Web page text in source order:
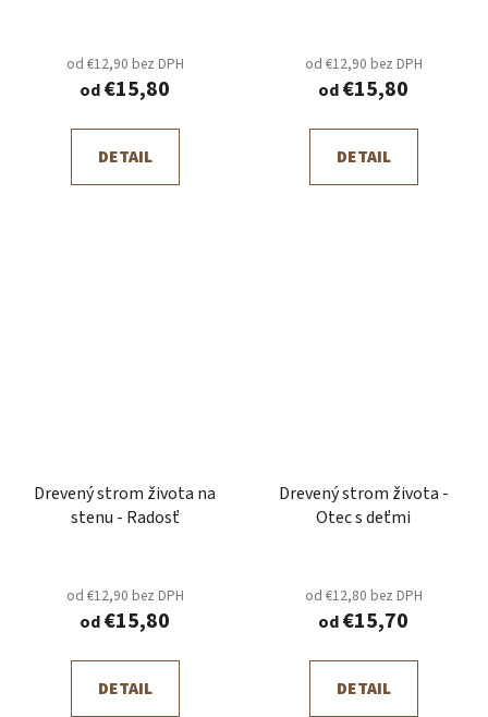
od €12,90 bez DPH
od€15,80
DETAIL
od €12,90 bez DPH
od€15,80
DETAIL
Drevený strom života na
stenu - Radosť
od €12,90 bez DPH
od€15,80
DETAIL
Drevený strom života -
Otec s deťmi
od €12,80 bez DPH
od€15,70
DETAIL